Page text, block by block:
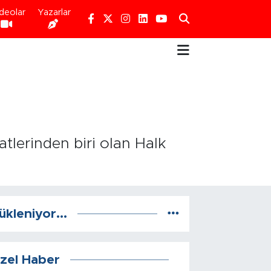
Yazarlar
biri olan Halk
Haber